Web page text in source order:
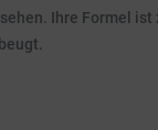
Ihre Formel ist